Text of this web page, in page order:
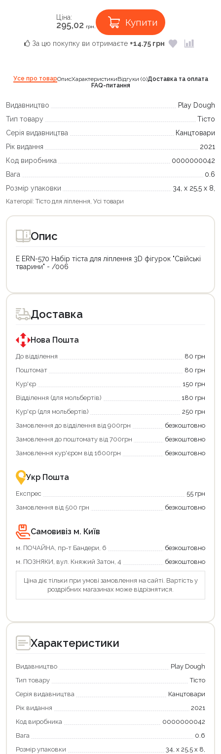
Ціна:
295,02 грн. Купити
За цю покупку ви отримаєте +14.75 грн
Усе про товарОписХарактеристикиВідгуки (0)Доставка та оплата
FAQ-питання
Видавництво
Play Dough
Тип товару
Тісто
Серія видавництва
Канцтовари
Рік видання
2021
Код виробника
0000000042
Вага
0.6
Розмір упаковки
34, х 25,5 х 8,
Категорії: Тісто для ліплення, Усі товари
Опис
E ERN-570 Набір тіста для ліплення 3D фігурок "Свійські
тварини" - /006
Доставка
Нова Пошта
До відділення
80 грн
Поштомат
80 грн
Кур'єр
150 грн
Відділення (для мольбертів)
180 грн
Кур'єр (для мольбертів)
250 грн
Замовлення до відділення від 900грн
безкоштовно
Замовлення до поштомату від 700грн
безкоштовно
Замовлення кур'єром від 1600грн
безкоштовно
Укр Пошта
Експрес
55 грн
Замовлення від 500 грн
безкоштовно
Самовивіз м. Київ
м. ПОЧАЙНА, пр-т Бандери, 6
безкоштовно
м. ПОЗНЯКИ, вул. Княжий Затон, 4
безкоштовно
Ціна діє тільки при умові замовлення на сайті. Вартість у
роздрібних магазинах може відрізнятися.
Характеристики
Видавництво
Play Dough
Тип товару
Тісто
Серія видавництва
Канцтовари
Рік видання
2021
Код виробника
0000000042
Вага
0.6
Розмір упаковки
34, х 25,5 х 8,